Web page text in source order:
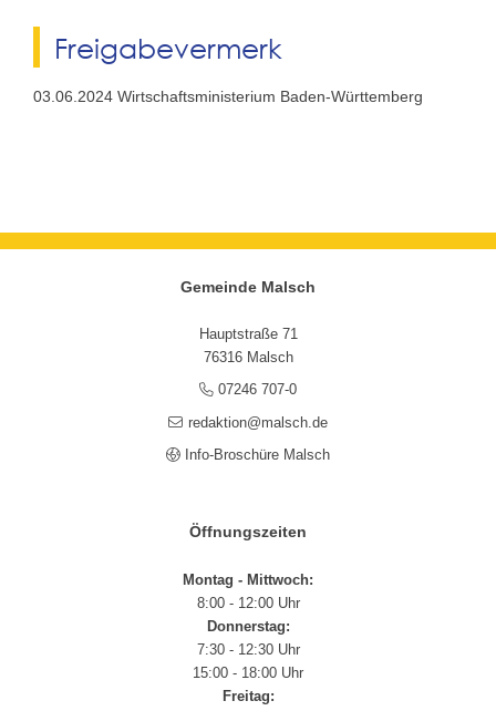
Freigabevermerk
03.06.2024 Wirtschaftsministerium Baden-Württemberg
Gemeinde Malsch
Hauptstraße 71
76316 Malsch
07246 707-0
redaktion@malsch.de
Info-Broschüre Malsch
Öffnungszeiten
Montag - Mittwoch:
8:00 - 12:00 Uhr
Donnerstag:
7:30 - 12:30 Uhr
15:00 - 18:00 Uhr
Freitag: